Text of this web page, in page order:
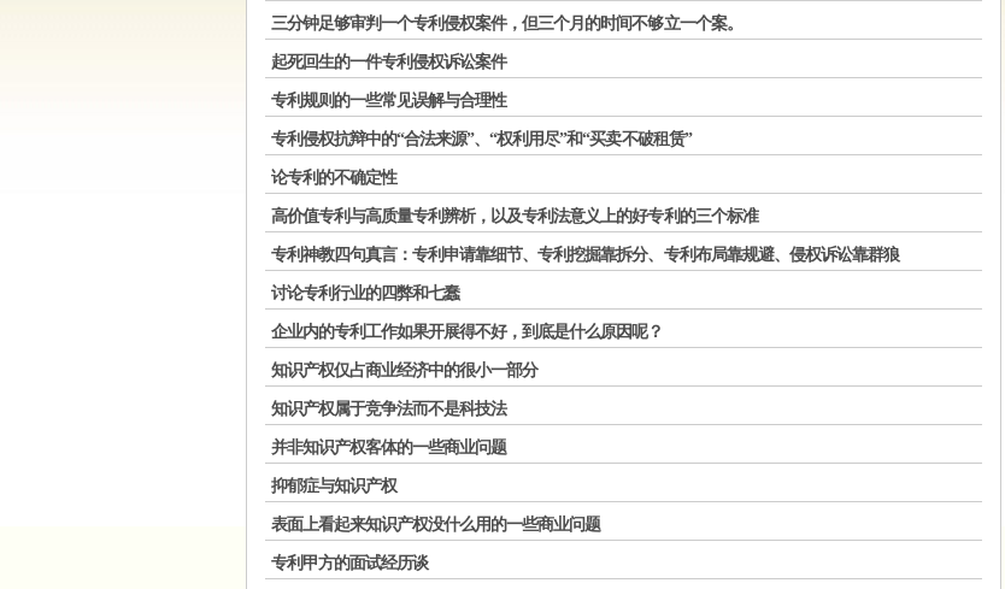
三分钟足够审判一个专利侵权案件，但三个月的时间不够立一个案。
起死回生的一件专利侵权诉讼案件
专利规则的一些常见误解与合理性
专利侵权抗辩中的“合法来源”、“权利用尽”和“买卖不破租赁”
论专利的不确定性
高价值专利与高质量专利辨析，以及专利法意义上的好专利的三个标准
专利神教四句真言：专利申请靠细节、专利挖掘靠拆分、专利布局靠规避、侵权诉讼靠群狼
讨论专利行业的四弊和七蠢
企业内的专利工作如果开展得不好，到底是什么原因呢？
知识产权仅占商业经济中的很小一部分
知识产权属于竞争法而不是科技法
并非知识产权客体的一些商业问题
抑郁症与知识产权
表面上看起来知识产权没什么用的一些商业问题
专利甲方的面试经历谈